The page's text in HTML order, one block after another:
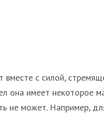
вместе с силой,
она имеет некоторое
не может. Например,